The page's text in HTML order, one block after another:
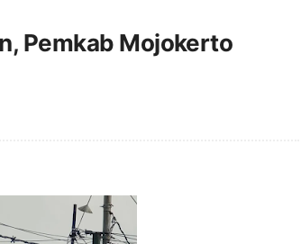
Pemkab Mojokerto